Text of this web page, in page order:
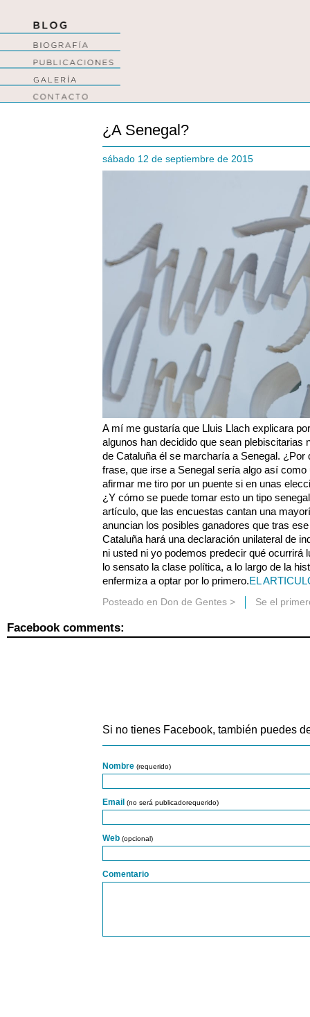
¿A Senegal?
sábado 12 de septiembre de 2015
A mí me gustaría que Lluis Llach explicara
algunos han decidido que sean plebiscitarias
de Cataluña él se marcharía a Senegal.
frase, que irse a Senegal sería algo así
afirmar me tiro por un puente si en unas
¿Y cómo se puede tomar esto un tipo
artículo, que las encuestas cantan una
anuncian los posibles ganadores que tras
Cataluña hará una declaración unilateral de
ni usted ni yo podemos predecir qué ocurrirá
lo sensato la clase política, a lo largo de la
enfermiza a optar por lo primero.EL
Posteado en Don de Gentes > Se el
Facebook comments:
Si no tienes Facebook, también puedes
Nombre (requerido)
Email (no será publicadorequerido)
Web (opcional)
Comentario